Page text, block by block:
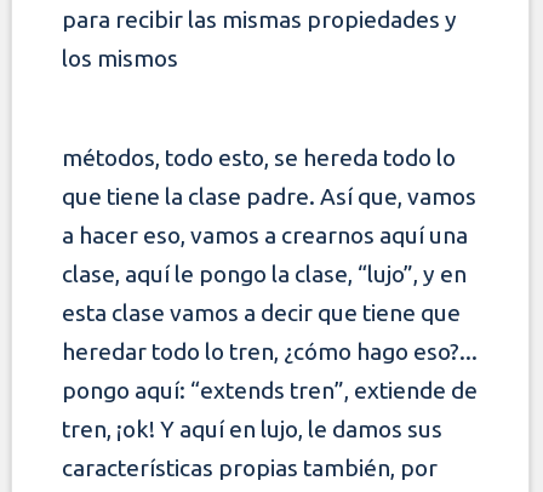
para recibir las mismas propiedades y
los mismos
métodos, todo esto, se hereda todo lo
que tiene la clase padre. Así que, vamos
a hacer eso, vamos a crearnos aquí una
clase, aquí le pongo la clase, “lujo”, y en
esta clase vamos a decir que tiene que
heredar todo lo tren, ¿cómo hago eso?...
pongo aquí: “extends tren”, extiende de
tren, ¡ok! Y aquí en lujo, le damos sus
características propias también, por